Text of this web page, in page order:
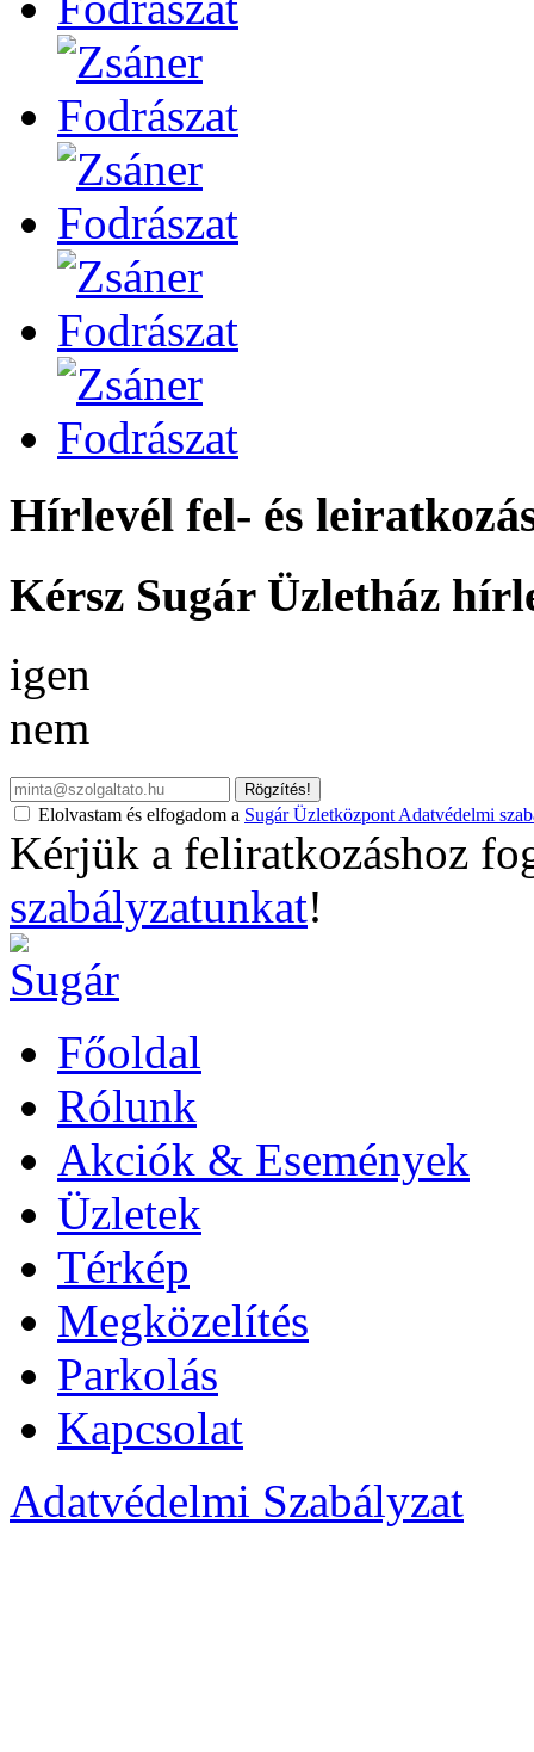
Hírlevél fel- és
Kérsz Sugár Üzletház
igen
nem
Rögzítés!
Elolvastam és elfogadom a Sugár Üzletközpont Adatvédelmi
Kérjük a feliratkozáshoz
szabályzatunkat!
Főoldal
Rólunk
Akciók & Események
Üzletek
Térkép
Megközelítés
Parkolás
Kapcsolat
Adatvédelmi Szabályzat